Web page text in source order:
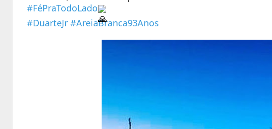
#FéPraTodoLado
#DuarteJr #AreiaBranca93Anos